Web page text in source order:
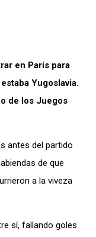
en París para
Yugoslavia.
de los Juegos
antes del partido
de que
a la viveza
sí, fallando goles